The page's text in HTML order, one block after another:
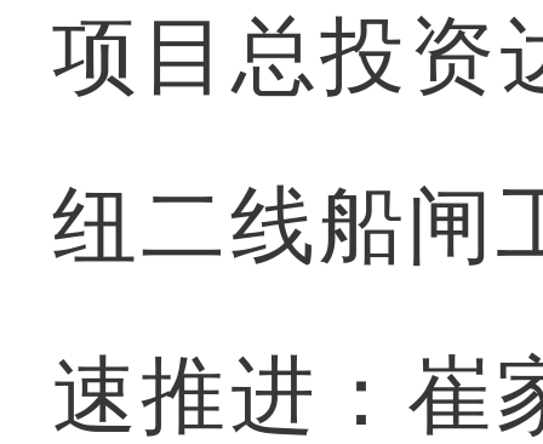
项目总投资
纽二线船闸
速推进：崔